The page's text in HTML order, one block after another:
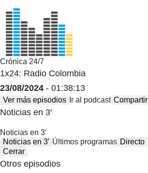
Crónica 24/7
1x24: Radio Colombia
23/08/2024 - 01:38:13
Ver más episodios Ir al podcast Compartir
Noticias en 3′
Noticias en 3′
Noticias en 3′ Últimos programas Directo
Cerrar
Otros episodios